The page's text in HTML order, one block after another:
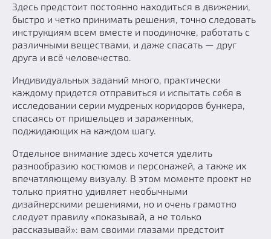
Здесь предстоит постоянно находиться в движении,
быстро и четко принимать решения, точно следовать
инструкциям всем вместе и поодиночке, работать с
различными веществами, и даже спасать — друг
друга и всё человечество.
Индивидуальных заданий много, практически
каждому придется отправиться и испытать себя в
исследовании серии мудреных коридоров бункера,
спасаясь от пришельцев и зараженных,
поджидающих на каждом шагу.
Отдельное внимание здесь хочется уделить
разнообразию костюмов и персонажей, а также их
впечатляющему визуалу. В этом моменте проект не
только приятно удивляет необычными
дизайнерскими решениями, но и очень грамотно
следует правилу «показывай, а не только
рассказывай»: вам своими глазами предстоит